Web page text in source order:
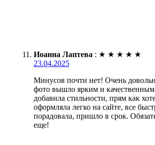
Иоанна Лаптева : ★ ★ ★ ★ ★
23.04.2025
Минусов почти нет! Очень
фото вышло ярким и
добавила стильности, прям как
оформляла легко на сайте, все
порадовала, пришло в срок.
еще!